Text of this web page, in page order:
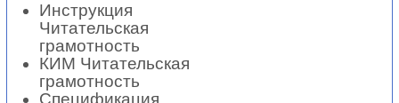
Инструкция
Читательская
грамотность
КИМ Читательская
грамотность
Спецификация